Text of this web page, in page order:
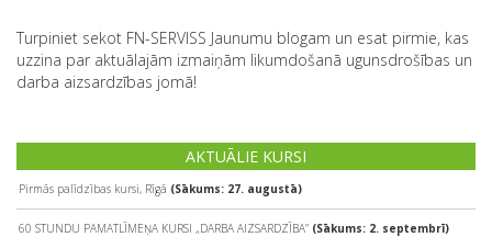
Turpiniet sekot FN-SERVISS Jaunumu blogam un esat pirmie, kas
uzzina par aktuālajām izmaiņām likumdošanā ugunsdrošības un
darba aizsardzības jomā!
AKTUĀLIE KURSI
Pirmās palīdzības kursi, Rīgā (Sākums: 27. augustā)
60 STUNDU PAMATLĪMEŅA KURSI „DARBA AIZSARDZĪBA” (Sākums: 2. septembrī)